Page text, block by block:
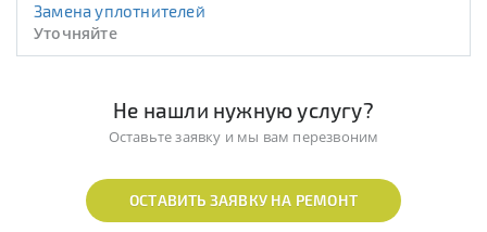
Замена уплотнителей
Уточняйте
Не нашли нужную услугу?
Оставьте заявку и мы вам перезвоним
ОСТАВИТЬ ЗАЯВКУ НА РЕМОНТ